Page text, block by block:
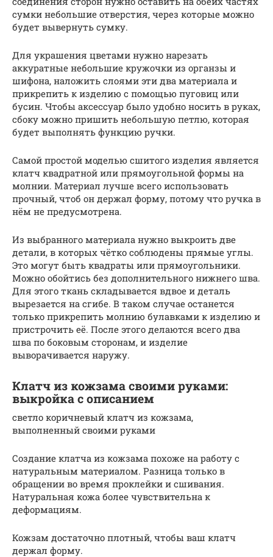
сумки небольшие отверстия, через которые можно
будет вывернуть сумку.
Для украшения цветами нужно нарезать
аккуратные небольшие кружочки из органзы и
шифона, наложить слоями эти два материала и
прикрепить к изделию с помощью пуговиц или
бусин. Чтобы аксессуар было удобно носить в руках,
сбоку можно пришить небольшую петлю, которая
будет выполнять функцию ручки.
Самой простой моделью сшитого изделия является
клатч квадратной или прямоугольной формы на
молнии. Материал лучше всего использовать
прочный, чтоб он держал форму, потому что ручка в
нём не предусмотрена.
Из выбранного материала нужно выкроить две
детали, в которых чётко соблюдены прямые углы.
Это могут быть квадраты или прямоугольники.
Можно обойтись без дополнительного нижнего шва.
Для этого ткань складывается вдвое и деталь
вырезается на сгибе. В таком случае останется
только прикрепить молнию булавками к изделию и
пристрочить её. После этого делаются всего два
шва по боковым сторонам, и изделие
выворачивается наружу.
Клатч из кожзама своими руками:
выкройка с описанием
светло коричневый клатч из кожзама,
выполненный своими руками
Создание клатча из кожзама похоже на работу с
натуральным материалом. Разница только в
обращении во время проклейки и сшивания.
Натуральная кожа более чувствительна к
деформациям.
Кожзам достаточно плотный, чтобы ваш клатч
держал форму.